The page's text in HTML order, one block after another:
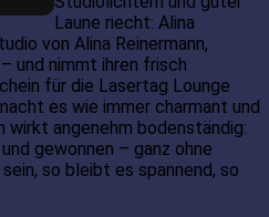
Laune riecht: Alina
von Alina Reinermann,
und nimmt ihren frisch
für die Lasertag Lounge
es wie immer charmant und
wirkt angenehm bodenständig:
gewonnen – ganz ohne
so bleibt es spannend, so